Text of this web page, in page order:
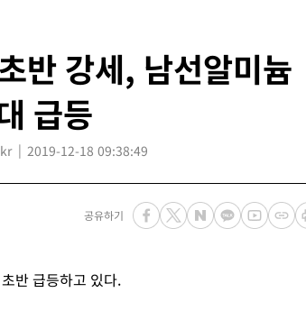
반 강세, 남선알미늄
급등
2019-12-18 09:38:49
공유하기
반 급등하고 있다.